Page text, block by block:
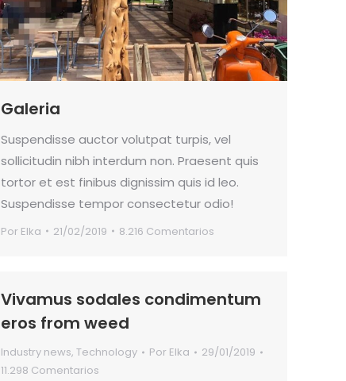
Galeria
Suspendisse auctor volutpat turpis, vel
sollicitudin nibh interdum non. Praesent quis
tortor et est finibus dignissim quis id leo.
Suspendisse tempor consectetur odio!
Por Elka 21/02/2019 8.216 Comentarios
Vivamus sodales condimentum
eros from weed
Industry news, Technology Por Elka
29/01/2019
11.298 Comentarios